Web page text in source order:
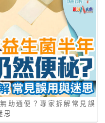
助通便？專家拆解常見誤
思